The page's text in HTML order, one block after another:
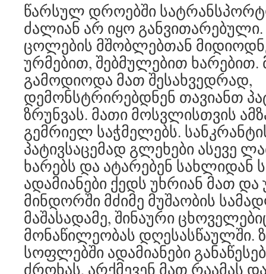
წარსულ დროებში
ძალიან არ იყო განვითარებული.
ცოლების მშობლებთან
ურმებით, შებმულებით
გამოდიოდა მათ შესახვედრად,
დემონსტრირებდნენ თავიანთ
ზრუნვას. მათი მოსვლისთვის
გემრიელ საჭმელებს.
პატივსაცემად გლეხები ასევე
ხარებს და ატარებენ სახლიდან
ადამიანები ქედს უხრიან მათ და
მინდორში მძიმე მუშაობის
მაშასადამე, შინაური
მონაწილეობას დღესასწაულში.
სოფლებში ადამიანები
ძროხას, არქმევენ მათ რაამას